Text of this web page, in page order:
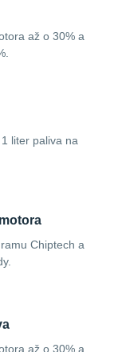
až o 30% a
liter paliva na
Chiptech a
až o 30% a